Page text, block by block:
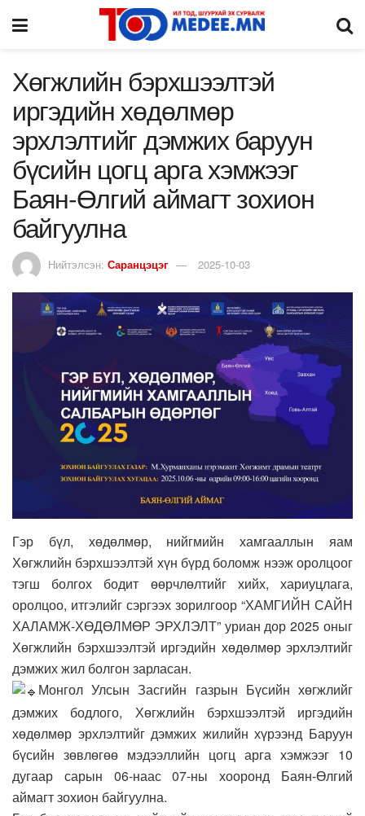
Хөгжлийн бэрхшээлтэй
иргэдийн хөдөлмөр
эрхлэлтийг дэмжих баруун
бүсийн цогц арга хэмжээг
Баян-Өлгий аймагт зохион
байгуулна
Нийтэлсэн: Саранцэцэг 2025-10-03
Гэр бүл, хөдөлмөр, нийгмийн хамгааллын яам
Хөгжлийн бэрхшээлтэй хүн бүрд боломж нээж оролцоог
тэгш болгох бодит өөрчлөлтийг хийх, хариуцлага,
оролцоо, итгэлийг сэргээх зорилгоор “ХАМГИЙН САЙН
ХАЛАМЖ-ХӨДӨЛМӨР ЭРХЛЭЛТ” уриан дор 2025 оныг
Хөгжлийн бэрхшээлтэй иргэдийн хөдөлмөр эрхлэлтийг
дэмжих жил болгон зарласан.
Монгол Улсын Засгийн газрын Бүсийн хөгжлийг
дэмжих бодлого, Хөгжлийн бэрхшээлтэй иргэдийн
хөдөлмөр эрхлэлтийг дэмжих жилийн хүрээнд Баруун
бүсийн зөвлөгөө мэдээллийн цогц арга хэмжээг 10
дугаар сарын 06-наас 07-ны хооронд Баян-Өлгий
аймагт зохион байгуулна.